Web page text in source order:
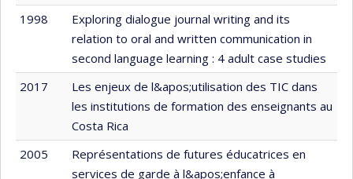
1998
Exploring dialogue journal writing and its
relation to oral and written communication in
second language learning : 4 adult case studies
2017
Les enjeux de l&apos;utilisation des TIC dans
les institutions de formation des enseignants au
Costa Rica
2005
Représentations de futures éducatrices en
services de garde à l&apos;enfance à